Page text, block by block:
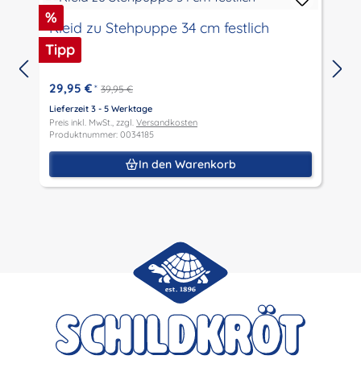
Rabatt
%
Tipp
Kleid zu Stehpuppe 34 cm festlich
29,95 € * 39,95 €
Lieferzeit 3 - 5 Werktage
Preis inkl. MwSt., zzgl. Versandkosten
Produktnummer: 0034185
In den Warenkorb